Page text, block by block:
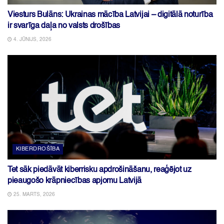
Viesturs Bulāns: Ukrainas mācība Latvijai – digitālā noturība
ir svarīga daļa no valsts drošības
4. JŪNIJS, 2026
KIBERDROŠĪBA
Tet sāk piedāvāt kiberrisku apdrošināšanu, reaģējot uz
pieaugošo krāpniecības apjomu Latvijā
25. MARTS, 2026